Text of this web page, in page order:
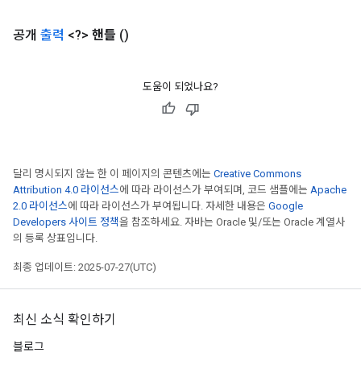
공개 출력 <?> 핸들 ()
도움이 되었나요?
달리 명시되지 않는 한 이 페이지의 콘텐츠에는 Creative Commons
Attribution 4.0 라이선스에 따라 라이선스가 부여되며, 코드 샘플에는 Apache
2.0 라이선스에 따라 라이선스가 부여됩니다. 자세한 내용은 Google
Developers 사이트 정책을 참조하세요. 자바는 Oracle 및/또는 Oracle 계열사
의 등록 상표입니다.
최종 업데이트: 2025-07-27(UTC)
최신 소식 확인하기
블로그